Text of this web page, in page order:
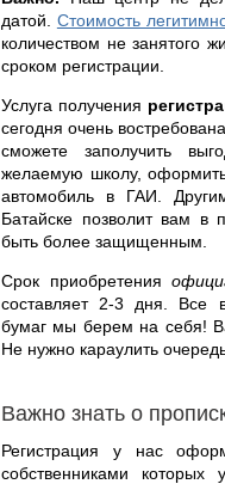
датой. Стоимость
количеством не занятого
сроком регистрации.
Услуга получения
сегодня очень
сможете заполучить
желаемую школу, оформить
автомобиль в ГАИ.
Батайске позволит вам в
быть более защищенным.
Срок приобретения
составляет 2-3 дня. Все
бумаг мы берем на себя!
Не нужно караулить
Важно знать о
Регистрация у нас
собственниками